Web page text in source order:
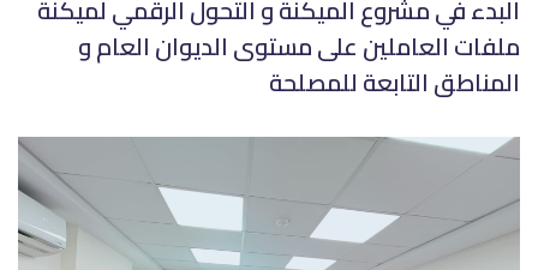
البدء في مشروع الميكنة و التحول الرقمي لميكنة
ملفات العاملين على مستوى الديوان العام و
المناطق التابعة للمصلحة